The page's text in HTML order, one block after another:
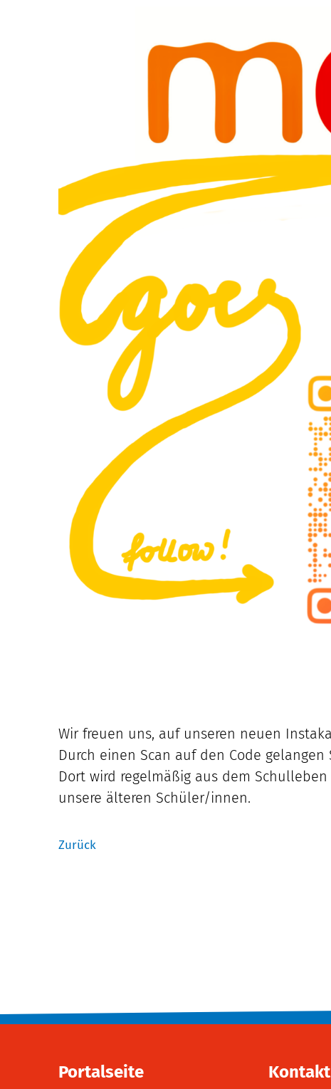
Wir freuen uns, auf unseren neuen
Durch einen Scan auf den Code gelangen
Dort wird regelmäßig aus dem
unsere älteren Schüler/innen.
Zurück
Portalseite Kontakt